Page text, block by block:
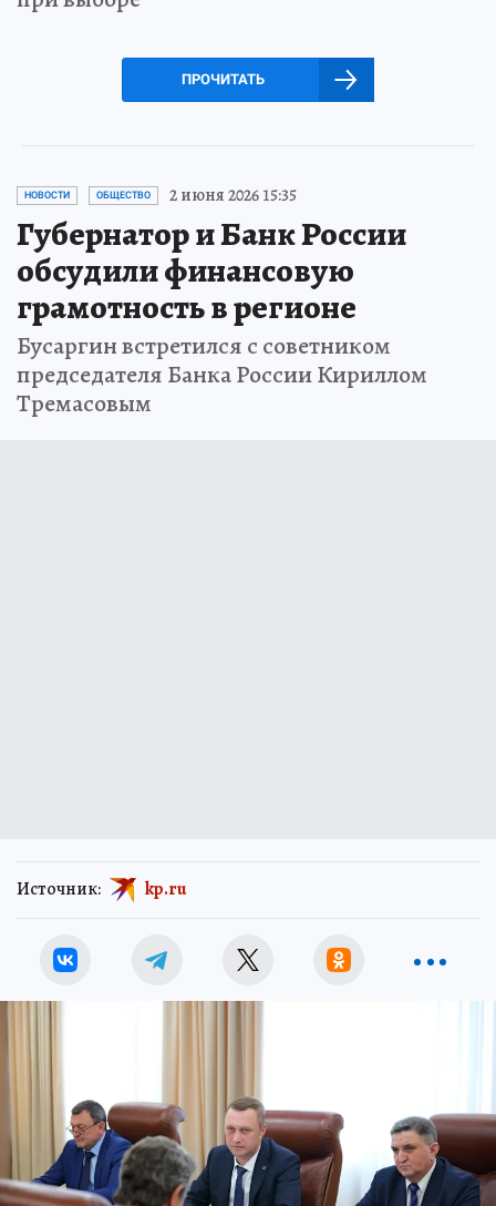
ПРОЧИТАТЬ
НОВОСТИ ОБЩЕСТВО 2 июня 2026 15:35
Губернатор и Банк России
обсудили финансовую
грамотность в регионе
Бусаргин встретился с советником
председателя Банка России Кириллом
Тремасовым
Источник: kp.ru